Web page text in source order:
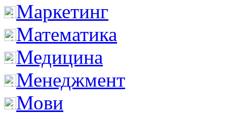
Маркетинг
Математика
Медицина
Менеджмент
Мови